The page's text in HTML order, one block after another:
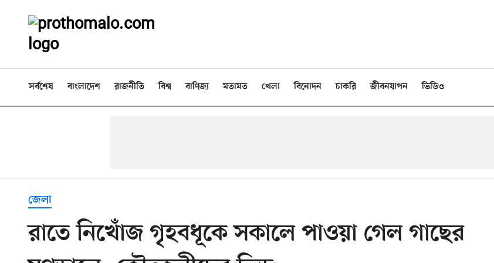
সর্বশেষ বাংলাদেশ রাজনীতি বিশ্ব বাণিজ্য মতামত খেলা বিনোদন চাকরি জীবনযাপন ভিডিও
জেলা
রাতে নিখোঁজ গৃহবধূকে সকালে পাওয়া গেল গাছের